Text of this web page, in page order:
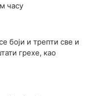
часу
боји и трепти све и
грехе, као